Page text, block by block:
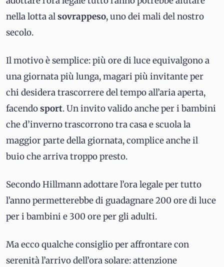
nella lotta alsovrappeso, uno dei mali del nostro
secolo.
Il motivo è semplice: più ore di luce equivalgono a
una giornata più lunga, magari più invitante per
chi desidera trascorrere del tempo all’aria aperta,
facendosport. Un invito valido anche per i bambini
che d’inverno trascorrono tra casa e scuola la
maggior parte della giornata, complice anche il
buio che arriva troppo presto.
Secondo Hillmann adottare l’ora legale per tutto
l’anno permetterebbe di guadagnare 200 ore di luce
per i bambini e 300 ore per gli adulti.
Ma ecco qualche consiglio per affrontare con
serenità l’arrivo dell’ora solare: attenzione